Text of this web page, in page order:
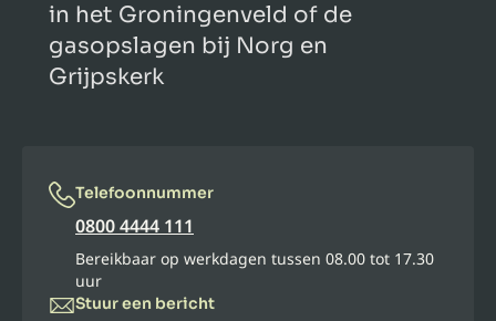
in het Groningenveld of de
gasopslagen bij Norg en
Grijpskerk
Telefoonnummer
0800 4444 111
Bereikbaar op werkdagen tussen 08.00 tot 17.30
uur
Stuur een bericht